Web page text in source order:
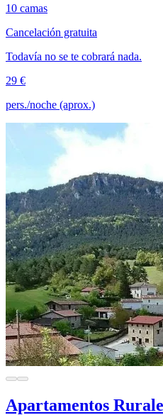
10 camas
Cancelación gratuita
Todavía no se te cobrará nada.
29 €
pers./noche (aprox.)
Apartamentos